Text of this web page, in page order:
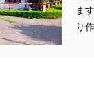
ま
り